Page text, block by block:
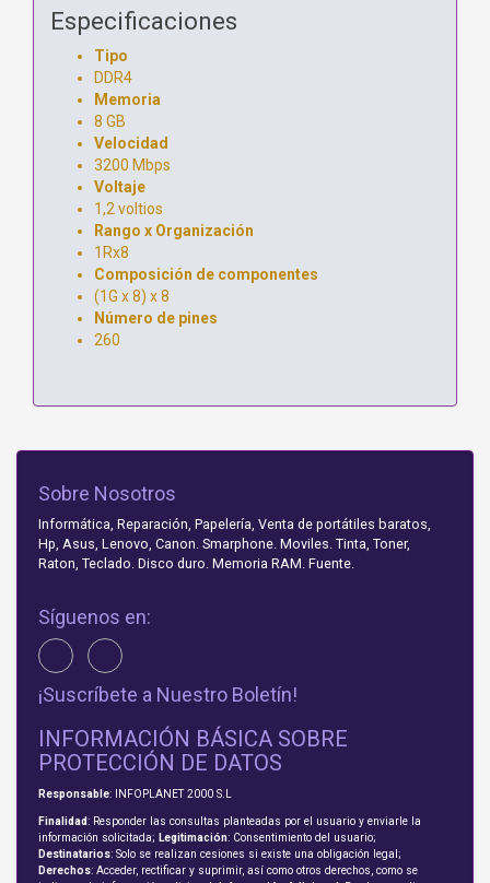
Especificaciones
Tipo
DDR4
Memoria
8 GB
Velocidad
3200 Mbps
Voltaje
1,2 voltios
Rango x Organización
1Rx8
Composición de componentes
(1G x 8) x 8
Número de pines
260
Sobre Nosotros
Informática, Reparación, Papelería, Venta de portátiles baratos,
Hp, Asus, Lenovo, Canon. Smarphone. Moviles. Tinta, Toner,
Raton, Teclado. Disco duro. Memoria RAM. Fuente.
Síguenos en:
¡Suscríbete a Nuestro Boletín!
INFORMACIÓN BÁSICA SOBRE
PROTECCIÓN DE DATOS
Responsable: INFOPLANET 2000 S.L
Finalidad: Responder las consultas planteadas por el usuario y enviarle la
información solicitada; Legitimación: Consentimiento del usuario;
Destinatarios: Solo se realizan cesiones si existe una obligación legal;
Derechos: Acceder, rectificar y suprimir, así como otros derechos, como se